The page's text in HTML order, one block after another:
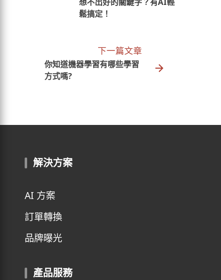
鬆搞定！
下一篇文章
你知道機器學習有哪些學習
方式嗎?
解決方案
AI 方案
訂單轉換
品牌曝光
產品服務